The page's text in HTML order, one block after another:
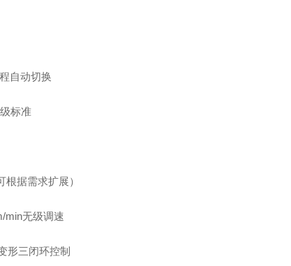
自动切换
标准
据需求扩展）
min无级调速
形三闭环控制